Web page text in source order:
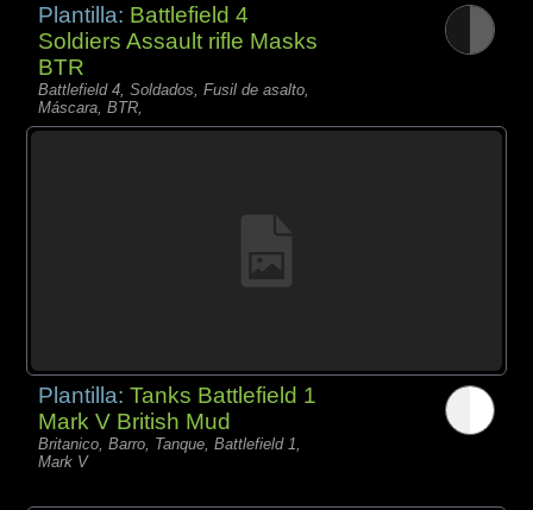
Plantilla: Battlefield 4
Soldiers Assault rifle Masks
BTR
Battlefield 4, Soldados, Fusil de asalto,
Máscara, BTR,
Plantilla:Tanks Battlefield 1
Mark V British Mud
Britanico, Barro, Tanque, Battlefield 1,
Mark V